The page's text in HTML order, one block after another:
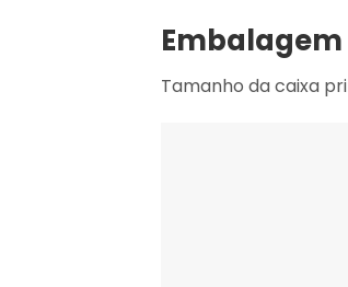
Embalagem
Tamanho da caixa